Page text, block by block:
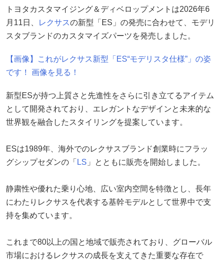
トヨタカスタマイジング＆ディベロップメントは2026年6
月11日、
レクサスの新型「ES」の発売に合わせて、モデリ
スタブランドのカスタマイズパーツを発売しました。
【画像】これがレクサス新型「ES“モデリスタ仕様”」の姿
です！ 画像を見る！
新型ESが持つ上質さと先進性をさらに引き立てるアイテム
として開発されており、エレガントなデザインと未来的な
世界観を融合したスタイリングを提案しています。
ESは1989年、海外でのレクサスブランド創業時にフラッ
グシップセダンの「 LS 」とともに販売を開始しました。
静粛性や優れた乗り心地、広い室内空間を特徴とし、長年
にわたりレクサスを代表する基幹モデルとして世界中で支
持を集めています。
これまで80以上の国と地域で販売されており、グローバル
市場におけるレクサスの成長を支えてきた重要な存在で